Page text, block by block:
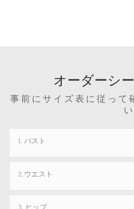
オーダーシ
事前にサイズ表に従って
い
1. バスト
2.ウエスト
3. ヒップ